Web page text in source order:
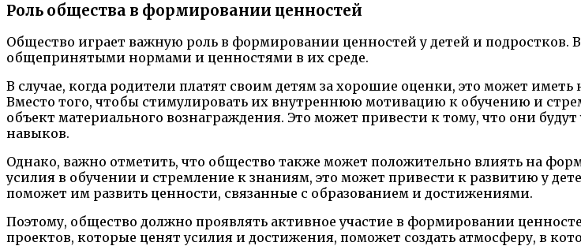
Роль общества в формировании ценностей
Общество играет важную роль в формировании ценностей у детей и подростков.
общепринятыми нормами и ценностями в их среде.
В случае, когда родители платят своим детям за хорошие оценки, это может
Вместо того, чтобы стимулировать их внутреннюю мотивацию к обучению и
объект материального вознаграждения. Это может привести к тому, что они
навыков.
Однако, важно отметить, что общество также может положительно влиять на
усилия в обучении и стремление к знаниям, это может привести к развитию у
поможет им развить ценности, связанные с образованием и достижениями.
Поэтому, общество должно проявлять активное участие в формировании
проектов, которые ценят усилия и достижения, поможет создать атмосферу, в